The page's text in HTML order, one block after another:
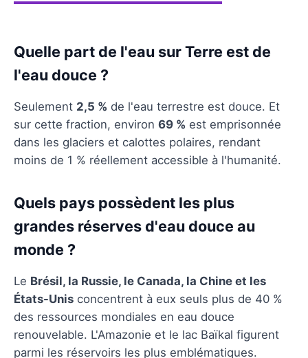
Quelle part de l'eau sur Terre est de
l'eau douce ?
Seulement 2,5 % de l'eau terrestre est douce. Et
sur cette fraction, environ 69 % est emprisonnée
dans les glaciers et calottes polaires, rendant
moins de 1 % réellement accessible à l'humanité.
Quels pays possèdent les plus
grandes réserves d'eau douce au
monde ?
Le Brésil, la Russie, le Canada, la Chine et les
États-Unis concentrent à eux seuls plus de 40 %
des ressources mondiales en eau douce
renouvelable. L'Amazonie et le lac Baïkal figurent
parmi les réservoirs les plus emblématiques.